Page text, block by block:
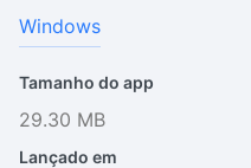
Windows
Tamanho do app
29.30 MB
Lançado em